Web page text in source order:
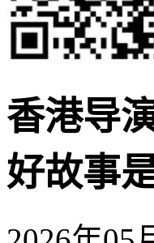
香港导
好故事